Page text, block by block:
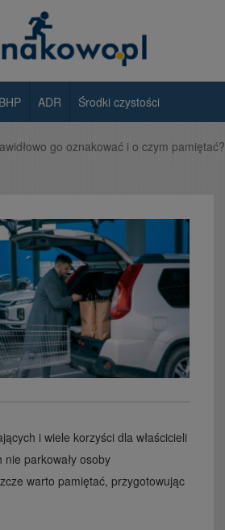
ADR Środki czystości
go oznakować i o czym pamiętać?
i wiele korzyści dla właścicieli
parkowały osoby
warto pamiętać, przygotowując